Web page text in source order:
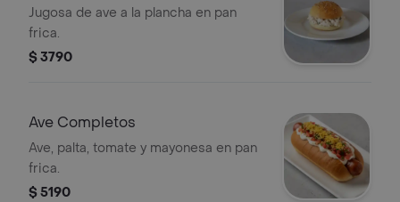
Jugosa de ave a la plancha en pan
frica.
$ 3790
Ave Completos
Ave, palta, tomate y mayonesa en pan
frica.
$ 5190